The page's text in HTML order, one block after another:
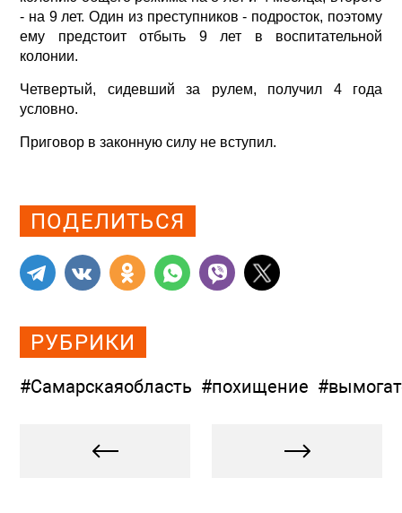
- на 9 лет. Один из преступников - подросток, поэтому
ему предстоит отбыть 9 лет в воспитательной
колонии.
Четвертый, сидевший за рулем, получил 4 года
условно.
Приговор в законную силу не вступил.
ПОДЕЛИТЬСЯ
РУБРИКИ
#Самарскаяобласть #похищение